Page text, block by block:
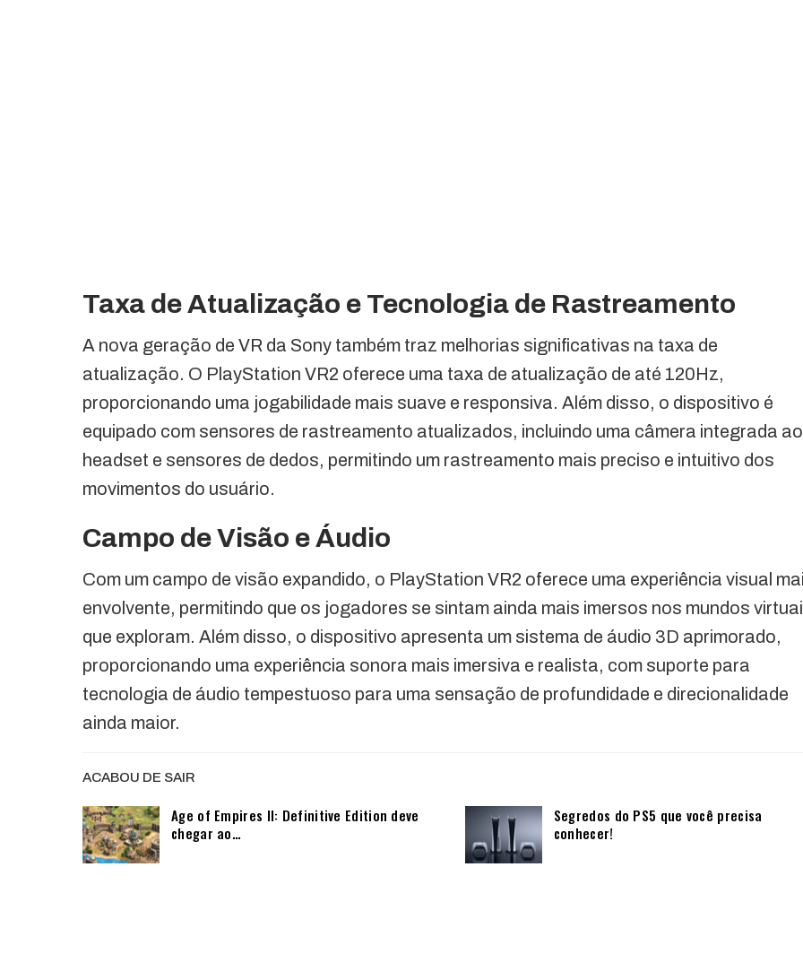
Taxa de Atualização e Tecnologia de Rastreamento
A nova geração de VR da Sony também traz melhorias significativas na taxa de
atualização. O PlayStation VR2 oferece uma taxa de atualização de até 120Hz,
proporcionando uma jogabilidade mais suave e responsiva. Além disso, o dispositivo é
equipado com sensores de rastreamento atualizados, incluindo uma câmera integrada ao
headset e sensores de dedos, permitindo um rastreamento mais preciso e intuitivo dos
movimentos do usuário.
Campo de Visão e Áudio
Com um campo de visão expandido, o PlayStation VR2 oferece uma experiência visual
envolvente, permitindo que os jogadores se sintam ainda mais imersos nos mundos
que exploram. Além disso, o dispositivo apresenta um sistema de áudio 3D aprimorado,
proporcionando uma experiência sonora mais imersiva e realista, com suporte para
tecnologia de áudio tempestuoso para uma sensação de profundidade e direcionalidade
ainda maior.
ACABOU DE SAIR
Age of Empires II: Definitive Edition deve
chegar ao…
Segredos do PS5 que você precisa
conhecer!